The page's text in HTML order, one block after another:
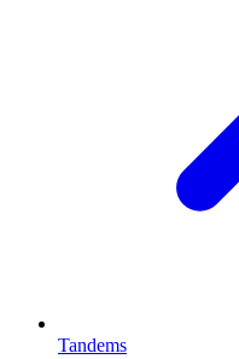
Tandems